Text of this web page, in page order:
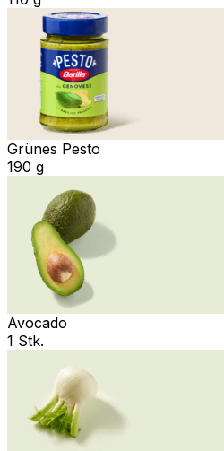
Grünes Pesto
190 g
Avocado
1 Stk.